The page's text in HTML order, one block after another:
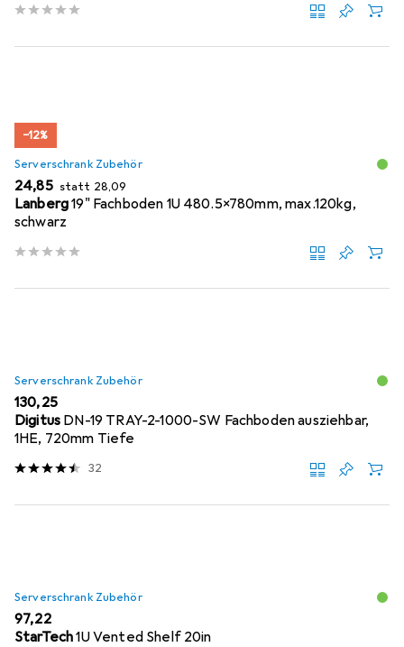
−12%
Serverschrank Zubehör
EUR
24,85 statt EUR
28,09
Lanberg19" Fachboden 1U 480.5x780mm, max.120kg,
schwarz
Serverschrank Zubehör
EUR
130,25
Digitus DN-19 TRAY-2-1000-SW Fachboden ausziehbar,
1HE, 720mm Tiefe
32
Serverschrank Zubehör
EUR
97,22
StarTech1U Vented Shelf 20in